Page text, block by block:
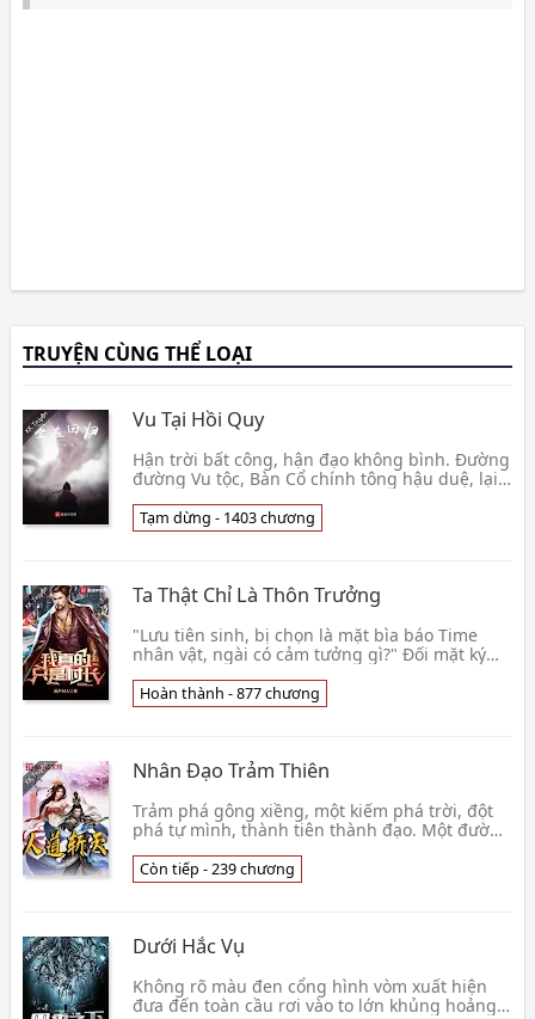
TRUYỆN CÙNG THỂ LOẠI
Vu Tại Hồi Quy
Hận trời bất công, hận đạo không bình. Đường
đường Vu tộc, Bàn Cổ chính tông hậu duệ, lại
Vu t👦 Ba Hạ Khách
Tạm dừng - 1403 chương
Ta Thật Chỉ Là Thôn Trưởng
"Lưu tiên sinh, bị chọn là mặt bìa báo Time
nhân vật, ngài có cảm tưởng gì?" Đối mặt ký
tiếng, 👦 Hồ Lô Thôn Nhân
Hoàn thành - 877 chương
Nhân Đạo Trảm Thiên
Trảm phá gông xiềng, một kiếm phá trời, đột
phá tự mình, thành tiên thành đạo. Một đường
cầu chú👦 Cô Tâm Mạc
Còn tiếp - 239 chương
Dưới Hắc Vụ
Không rõ màu đen cổng hình vòm xuất hiện
đưa đến toàn cầu rơi vào to lớn khủng hoảng,